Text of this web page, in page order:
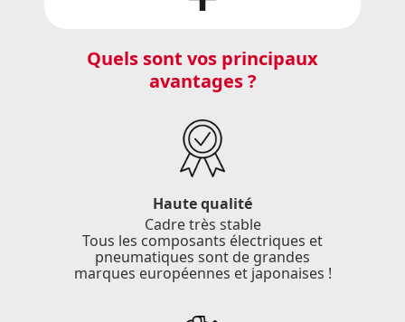
Quels sont vos principaux
avantages ?
Haute qualité
Cadre très stable
Tous les composants électriques et
pneumatiques sont de grandes
marques européennes et japonaises !